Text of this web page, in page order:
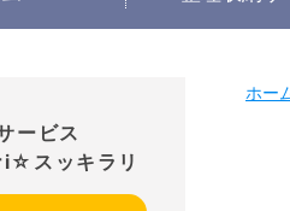
ホー
ービス
スッキラリ